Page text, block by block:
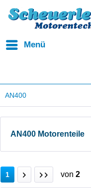
Menü
AN400
AN400 Motorenteile
1 von 2